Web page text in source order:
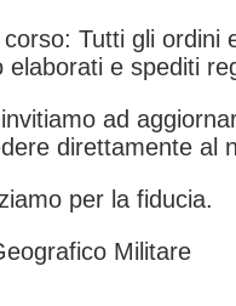
Tutti gli ordini
elaborati e spediti
ad
direttamente al
per la fiducia.
Militare